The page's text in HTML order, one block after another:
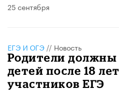
25 сентября
ЕГЭ И ОГЭ // Новость
Родители должны
детей после 18
участников ЕГЭ